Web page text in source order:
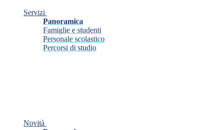
Servizi
Panoramica
Famiglie e studenti
Personale scolastico
Percorsi di studio
Novità